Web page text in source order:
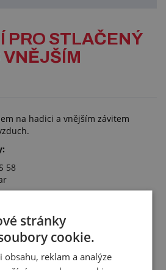
PRO STLAČENÝ
VNĚJŠÍM
na hadici a vnějším závitem
58
8 mm
stránky
cookie.
obsahu, reklam a analýze